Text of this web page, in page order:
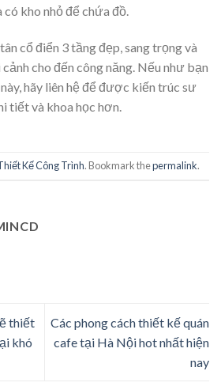
có kho nhỏ để chứa đồ.
cổ điển 3 tầng đẹp, sang trọng và
cho đến công năng. Nếu như bạn
hãy liên hệ để được kiến trúc sư
tiết và khoa học hơn.
Kế Công Trình. Bookmark thepermalink.
thiết
khó
Các phong cách thiết kế quán
cafe tại Hà Nội hot nhất hiện
nay